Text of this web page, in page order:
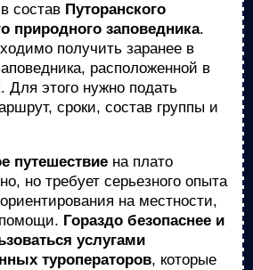
состав Путоранского
природного заповедника.
получить заранее в
расположенной в
. Для этого нужно подать
сроки, состав группы и
путешествие на плато
но требует серьезного опыта
на местности,
Гораздо безопаснее и
услугами
туроператоров, которые